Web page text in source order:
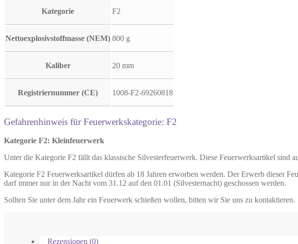
Kategorie F2
Nettoexplosivstoffmasse (NEM) 800 g
Kaliber 20 mm
Registriernummer (CE) 1008-F2-69260818
Gefahrenhinweis für Feuerwerkskategorie: F2
Kategorie F2: Kleinfeuerwerk
Unter die Kategorie F2 fällt das klassische Silvesterfeuerwerk. Diese Feuerwerksartikel sind
Kategorie F2 Feuerwerksartikel dürfen ab 18 Jahren erworben werden. Der Erwerb dieser
darf immer nur in der Nacht vom 31.12 auf den 01.01 (Silvesternacht) geschossen werden.
Sollten Sie unter dem Jahr ein Feuerwerk schießen wollen, bitten wir Sie uns zu kontaktieren.
Rezensionen (0)